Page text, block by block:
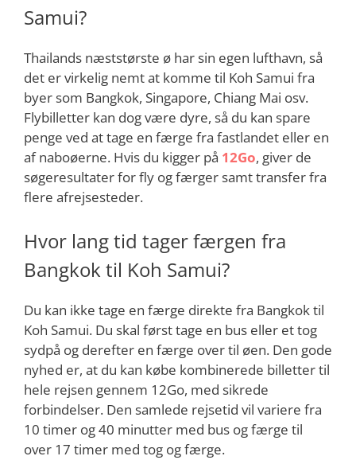
Samui?
Thailands næststørste ø har sin egen lufthavn, så
det er virkelig nemt at komme til Koh Samui fra
byer som Bangkok, Singapore, Chiang Mai osv.
Flybilletter kan dog være dyre, så du kan spare
penge ved at tage en færge fra fastlandet eller en
af naboøerne. Hvis du kigger på 12Go, giver de
søgeresultater for fly og færger samt transfer fra
flere afrejsesteder.
Hvor lang tid tager færgen fra
Bangkok til Koh Samui?
Du kan ikke tage en færge direkte fra Bangkok til
Koh Samui. Du skal først tage en bus eller et tog
sydpå og derefter en færge over til øen. Den gode
nyhed er, at du kan købe kombinerede billetter til
hele rejsen gennem 12Go, med sikrede
forbindelser. Den samlede rejsetid vil variere fra
10 timer og 40 minutter med bus og færge til
over 17 timer med tog og færge.